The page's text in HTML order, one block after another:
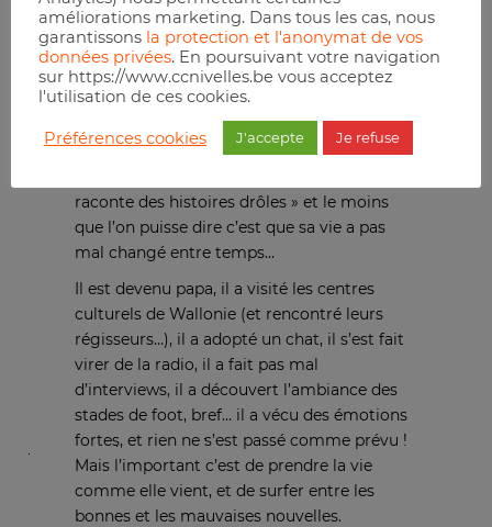
raconte des histoires drôles » et le moins
que l’on puisse dire c’est que sa vie a pas
mal changé entre temps…
Il est devenu papa, il a visité les centres
culturels de Wallonie (et rencontré leurs
régisseurs…), il a adopté un chat, il s’est fait
virer de la radio, il a fait pas mal
d’interviews, il a découvert l’ambiance des
stades de foot, bref… il a vécu des émotions
fortes, et rien ne s’est passé comme prévu !
Mais l’important c’est de prendre la vie
comme elle vient, et de surfer entre les
bonnes et les mauvaises nouvelles.
améliorations marketing. Dans tous les cas, nous
garantissons la protection et l'anonymat de vos
données privées. En poursuivant votre navigation
sur https://www.ccnivelles.be vous acceptez
l'utilisation de ces cookies.
Préférences cookies J'accepte Je refuse